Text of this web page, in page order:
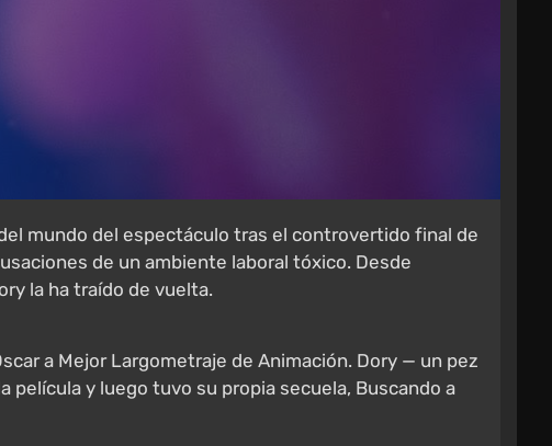
mundo del espectáculo tras el controvertido final de
de un ambiente laboral tóxico. Desde
la ha traído de vuelta.
a Mejor Largometraje de Animación. Dory — un pez
y luego tuvo su propia secuela, Buscando a